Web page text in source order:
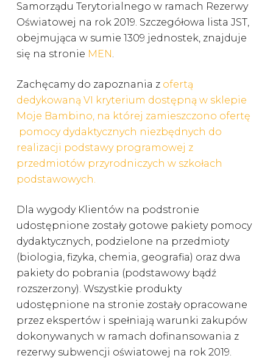
Samorządu Terytorialnego w ramach Rezerwy
Oświatowej na rok 2019. Szczegółowa lista JST,
obejmująca w sumie 1309 jednostek, znajduje
się na stronie MEN.
Zachęcamy do zapoznania z ofertą
dedykowaną VI kryterium dostępną w sklepie
Moje Bambino, na której zamieszczono ofertę
pomocy dydaktycznych niezbędnych do
realizacji podstawy programowej z
przedmiotów przyrodniczych w szkołach
podstawowych.
Dla wygody Klientów na podstronie
udostępnione zostały gotowe pakiety pomocy
dydaktycznych, podzielone na przedmioty
(biologia, fizyka, chemia, geografia) oraz dwa
pakiety do pobrania (podstawowy bądź
rozszerzony). Wszystkie produkty
udostępnione na stronie zostały opracowane
przez ekspertów i spełniają warunki zakupów
dokonywanych w ramach dofinansowania z
rezerwy subwencji oświatowej na rok 2019.